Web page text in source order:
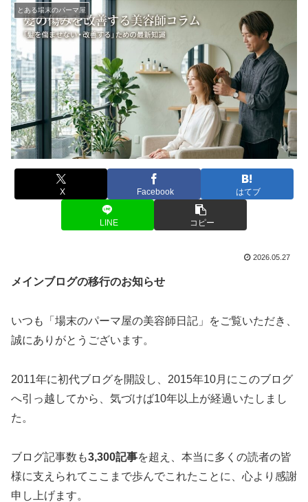
とある場末のパーマ屋
X Facebook はてブ
LINE コピー
2026.05.27
メインブログの移行のお知らせ
いつも「場末のパーマ屋の美容師日記」をご覧いただき、
誠にありがとうございます。
2011年に初代ブログを開設し、2015年10月にこのブログ
へ引っ越してから、気づけば10年以上が経過いたしまし
た。
ブログ記事数も3,300記事を超え、本当に多くの読者の皆
様に支えられてここまで歩んでこれたことに、心より感謝
申し上げます。